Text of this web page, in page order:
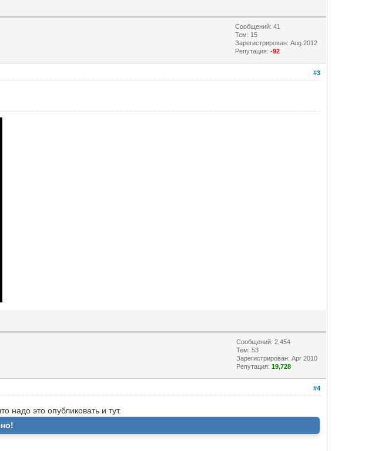
Сообщений: 41
Тем: 15
Зарегистрирован: Aug 2012
Репутация:-92
#3
Сообщений: 2,454
Тем: 53
Зарегистрирован: Apr 2010
Репутация:19,728
#4
надо это опубликовать и тут.